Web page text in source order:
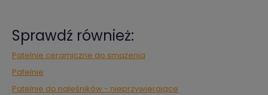
Sprawdź również:
Patelnie ceramiczne do smażenia
Patelnie
Patelnie do naleśników - nieprzywierające